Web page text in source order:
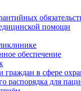
помощи
обеспечение
граждан в сфере
распорядка для